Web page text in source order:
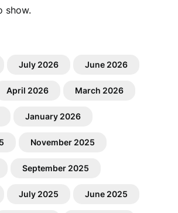
show.
July 2026 June 2026
April 2026 March 2026
January 2026
November 2025
September 2025
July 2025 June 2025